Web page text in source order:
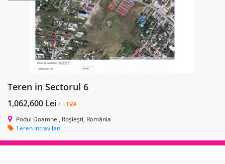
Teren in Sectorul 6
1,062,600 Lei / +TVA
Podul Doamnei, Roșiești, România
Teren Intravilan